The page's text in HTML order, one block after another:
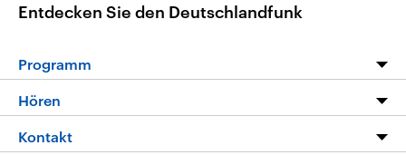
Entdecken Sie den Deutschlandfunk
Programm
Programm
Hören
Livestream
Kontakt